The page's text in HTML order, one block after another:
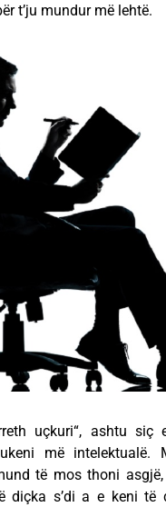
t’ju mundur më lehtë.
uçkuri“, ashtu siç
më intelektualë.
të mos thoni
diçka s’di a e keni të